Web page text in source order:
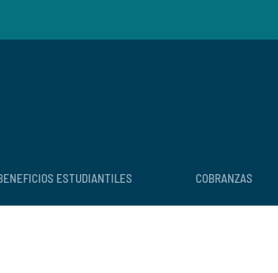
ESTUDIANTILES COBRANZAS